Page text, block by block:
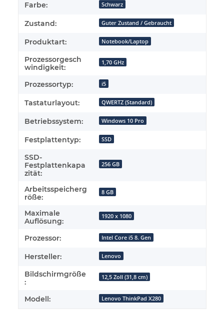
Farbe: Schwarz
Zustand: Guter Zustand / Gebraucht
Produktart: Notebook/Laptop
Prozessorgesch
windigkeit:
1,70 GHz
Prozessortyp: i5
Tastaturlayout: QWERTZ (Standard)
Betriebssystem: Windows 10 Pro
Festplattentyp: SSD
SSD-
Festplattenkapa
zität:
256 GB
Arbeitsspeicherg
röße:
8 GB
Maximale
Auflösung:
1920 x 1080
Prozessor: Intel Core i5 8. Gen
Hersteller: Lenovo
Bildschirmgröße
:
12,5 Zoll (31,8 cm)
Modell: Lenovo ThinkPad X280